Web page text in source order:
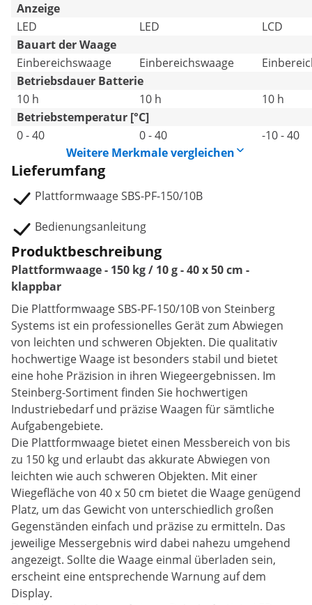
Anzeige
LED
LED
LCD
Bauart der Waage
Einbereichswaage
Einbereichswaage
Betriebsdauer Batterie
10 h
10 h
10 h
Betriebstemperatur [°C]
0 - 40
0 - 40
-10 - 40
Weitere Merkmale vergleichen
Lieferumfang
Plattformwaage SBS-PF-150/10B
Bedienungsanleitung
Produktbeschreibung
Plattformwaage - 150 kg / 10 g - 40 x 50 cm -
klappbar
Die Plattformwaage SBS-PF-150/10B von Steinberg
Systems ist ein professionelles Gerät zum Abwiegen
von leichten und schweren Objekten. Die qualitativ
hochwertige Waage ist besonders stabil und bietet
eine hohe Präzision in ihren Wiegeergebnissen. Im
Steinberg-Sortiment finden Sie hochwertigen
Industriebedarf und präzise Waagen für sämtliche
Aufgabengebiete.
Die Plattformwaage bietet einen Messbereich von bis
zu 150 kg und erlaubt das akkurate Abwiegen von
leichten wie auch schweren Objekten. Mit einer
Wiegefläche von 40 x 50 cm bietet die Waage genügend
Platz, um das Gewicht von unterschiedlich großen
Gegenständen einfach und präzise zu ermitteln. Das
jeweilige Messergebnis wird dabei nahezu umgehend
angezeigt. Sollte die Waage einmal überladen sein,
erscheint eine entsprechende Warnung auf dem
Display.